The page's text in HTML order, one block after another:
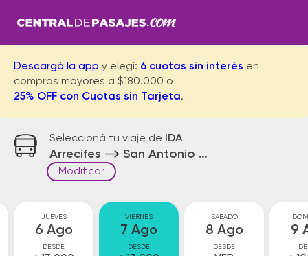
Descargá la app y elegí: 6 cuotas sin interés en
compras mayores a $180.000 o
25% OFF con Cuotas sin Tarjeta.
Seleccioná tu viaje de IDA
Arrecifes San Antonio de Areco
Modificar
JUEVES
6 Ago
DESDE
VIERNES
7 Ago
DESDE
SABADO
8 Ago
DESDE
9